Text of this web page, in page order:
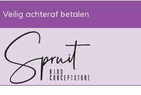
Veilig achteraf betalen